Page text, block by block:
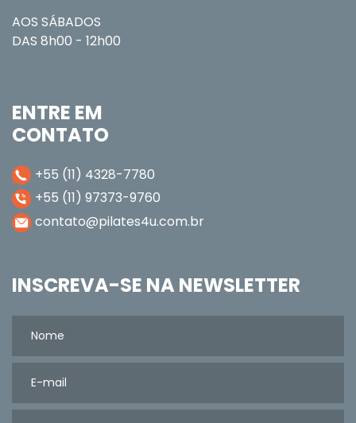
AOS SÁBADOS
DAS 8h00 - 12h00
ENTRE EM
CONTATO
+55 (11) 4328-7780
+55 (11) 97373-9760
contato@pilates4u.com.br
INSCREVA-SE NA NEWSLETTER